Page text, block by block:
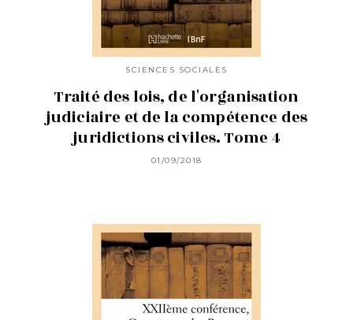
SCIENCES SOCIALES
Traité des lois, de l'organisation
judiciaire et de la compétence des
juridictions civiles. Tome 4
01/09/2018